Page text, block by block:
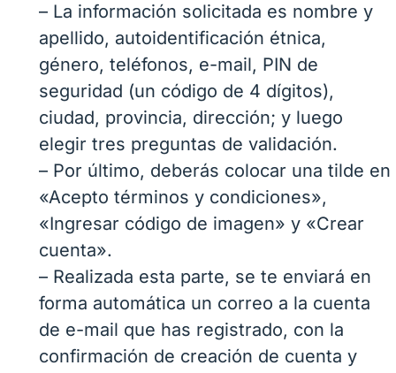
– La información solicitada es nombre y
apellido, autoidentificación étnica,
género, teléfonos, e-mail, PIN de
seguridad (un código de 4 dígitos),
ciudad, provincia, dirección; y luego
elegir tres preguntas de validación.
– Por último, deberás colocar una tilde en
«Acepto términos y condiciones»,
«Ingresar código de imagen» y «Crear
cuenta».
– Realizada esta parte, se te enviará en
forma automática un correo a la cuenta
de e-mail que has registrado, con la
confirmación de creación de cuenta y